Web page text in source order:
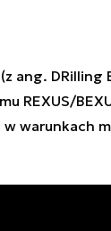
ang.
REXUS/
warunkach